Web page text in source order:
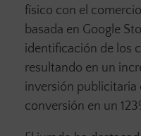
físico con el
basada en Google
identificación de los
resultando en un
inversión publicitaria
conversión en un